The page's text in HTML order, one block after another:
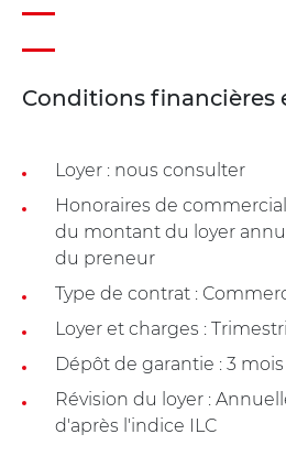
Conditions financières
Loyer : nous consulter
Honoraires de
du montant du loyer
du preneur
Type de contrat :
Loyer et charges :
Dépôt de garantie : 3 mois
Révision du loyer :
d'après l'indice ILC